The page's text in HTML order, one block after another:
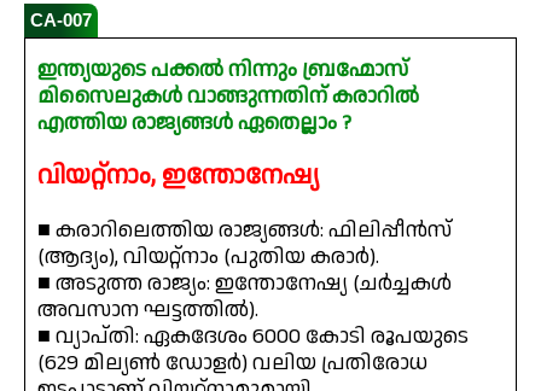
CA-007
ഇന്ത്യയുടെ പക്കൽ നിന്നും ബ്രഹ്മോസ്
മിസൈലുകൾ വാങ്ങുന്നതിന് കരാറിൽ
എത്തിയ രാജ്യങ്ങൾ ഏതെല്ലാം ?
വിയറ്റ്നാം, ഇന്തോനേഷ്യ
■ കരാറിലെത്തിയ രാജ്യങ്ങൾ: ഫിലിപ്പീൻസ്
(ആദ്യം), വിയറ്റ്നാം (പുതിയ കരാർ).
■ അടുത്ത രാജ്യം: ഇന്തോനേഷ്യ (ചർച്ചകൾ
അവസാന ഘട്ടത്തിൽ).
■ വ്യാപ്തി: ഏകദേശം 6000 കോടി രൂപയുടെ
(629 മില്യൺ ഡോളർ) വലിയ പ്രതിരോധ